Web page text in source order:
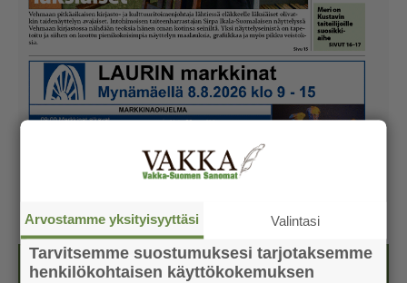
Kesälehti (ilmainen)
Arvostamme yksityisyyttäsi Valintasi
Tarvitsemme suostumuksesi tarjotaksemme
henkilökohtaisen käyttökokemuksen